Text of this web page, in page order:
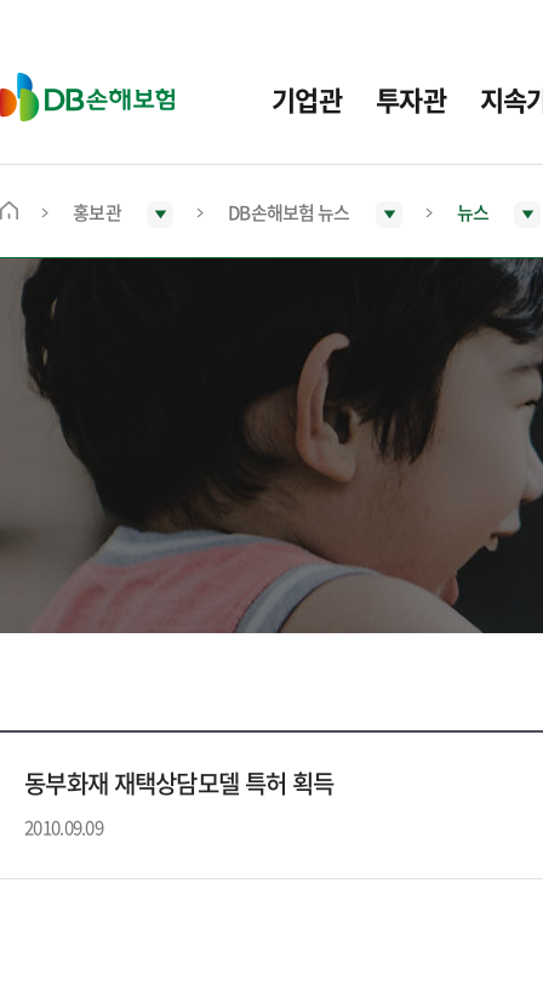
D
B
보
기업관 투자관 지속
메
홍보관 DB손해보험 뉴스 뉴스
동부화재 재택상담모델 특허 획득
2010.09.09